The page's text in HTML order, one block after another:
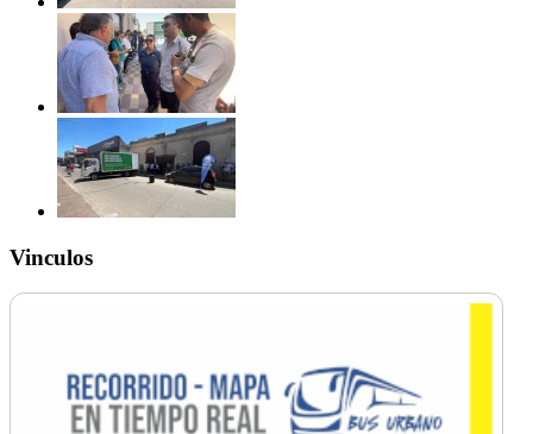
Vinculos